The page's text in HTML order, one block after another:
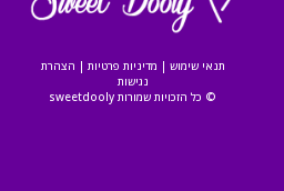
תנאי שימוש | מדיניות פרטיות | הצהרת
נגישות
© כל הזכויות שמורות sweetdooly